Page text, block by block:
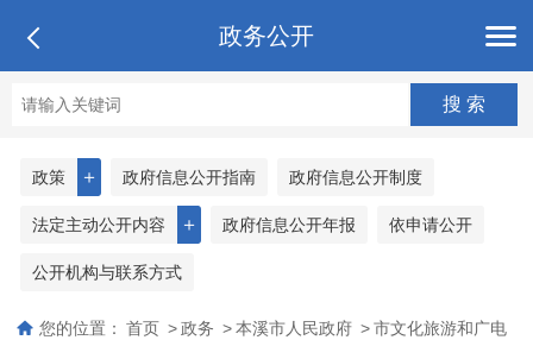
政务公开
＋
政策 政府信息公开指南 政府信息公开制度
＋
法定主动公开内容 政府信息公开年报 依申请公开
公开机构与联系方式
您的位置： 首页 > 政务 > 本溪市人民政府 > 市文化旅游和广电